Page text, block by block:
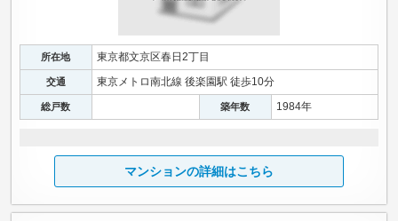
所在地 東京都文京区春日2丁目
交通 東京メトロ南北線 後楽園駅 徒歩10分
総戸数 築年数 1984年
マンションの詳細はこちら